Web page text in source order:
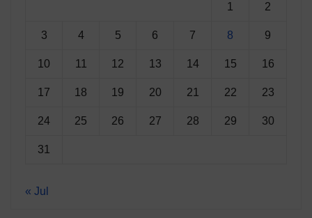
1 2
3 4 5 6 7 8 9
10 11 12 13 14 15 16
17 18 19 20 21 22 23
24 25 26 27 28 29 30
31
« Jul